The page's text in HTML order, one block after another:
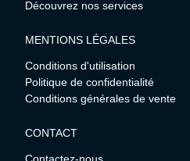
Découvrez nos services
MENTIONS LÉGALES
Conditions d'utilisation
Politique de confidentialité
Conditions générales de vente
CONTACT